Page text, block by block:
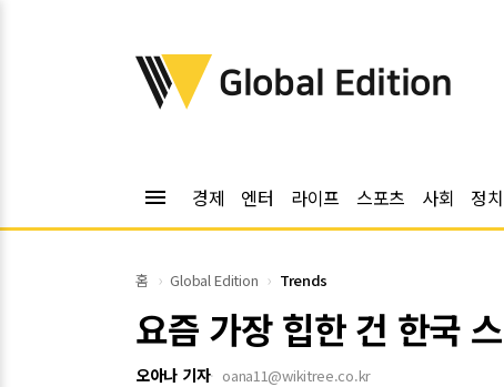
위키트리
Global Edition
menu 경제 엔터 라이프 스포츠 사회 정치
홈 Global Edition Trends
요즘 가장 힙한 건 한국
오아나 기자 oana11@wikitree.co.kr